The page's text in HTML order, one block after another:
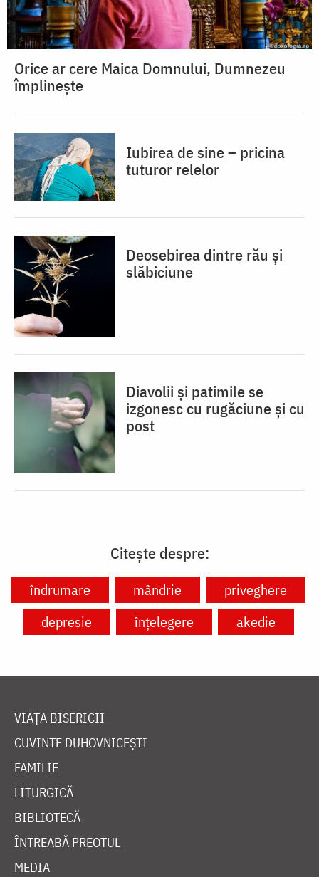
Orice ar cere Maica Domnului, Dumnezeu
împlinește
Iubirea de sine – pricina
tuturor relelor
Deosebirea dintre rău și
slăbiciune
Diavolii și patimile se
izgonesc cu rugăciune și cu
post
Citește despre:
îndrumare mândrie
priveghere
depresie
înțelegere akedie
VIAȚA BISERICII
CUVINTE DUHOVNICEȘTI
FAMILIE
LITURGICĂ
BIBLIOTECĂ
ÎNTREABĂ PREOTUL
MEDIA